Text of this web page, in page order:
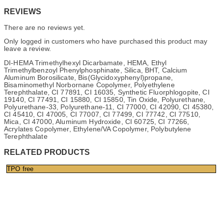
REVIEWS
There are no reviews yet.
Only logged in customers who have purchased this product may
leave a review.
DI-HEMA Trimethylhexyl Dicarbamate, HEMA, Ethyl
Trimethylbenzoyl Phenylphosphinate, Silica, BHT, Calcium
Aluminum Borosilicate, Bis(Glycidoxyphenyl)propane,
Bisaminomethyl Norbornane Copolymer, Polyethylene
Terephthalate, CI 77891, CI 16035, Synthetic Fluorphlogopite, CI
19140, CI 77491, CI 15880, CI 15850, Tin Oxide, Polyurethane,
Polyurethane-33, Polyurethane-11, CI 77000, CI 42090, CI 45380,
CI 45410, CI 47005, CI 77007, CI 77499, CI 77742, CI 77510,
Mica, CI 47000, Aluminum Hydroxide, CI 60725, CI 77266,
Acrylates Copolymer, Ethylene/VA Copolymer, Polybutylene
Terephthalate
RELATED PRODUCTS
TPO free